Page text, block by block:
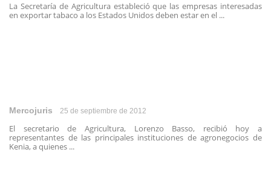
La Secretaría de Agricultura estableció que las empresas interesadas
en exportar tabaco a los Estados Unidos deben estar en el ...
Mercojuris 25 de septiembre de 2012
El secretario de Agricultura, Lorenzo Basso, recibió hoy a
representantes de las principales instituciones de agronegocios de
Kenia, a quienes ...